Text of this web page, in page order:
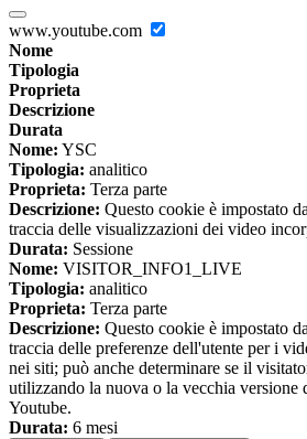
www.youtube.com
Nome
Tipologia
Proprieta
Descrizione
Durata
Nome: YSC
Tipologia: analitico
Proprieta: Terza parte
Descrizione: Questo cookie è impostato
traccia delle visualizzazioni dei video
Durata: Sessione
Nome: VISITOR_INFO1_LIVE
Tipologia: analitico
Proprieta: Terza parte
Descrizione: Questo cookie è impostato
traccia delle preferenze dell'utente per i
nei siti; può anche determinare se il
utilizzando la nuova o la vecchia versione
Youtube.
Durata: 6 mesi